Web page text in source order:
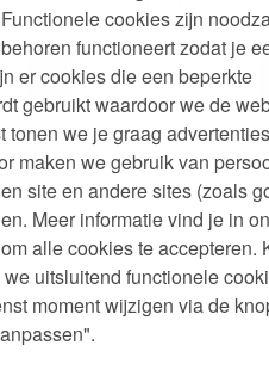
cookies zijn
functioneert zodat je
er cookies die een beperkte
gebruikt waardoor we de
we je graag
maken we gebruik van
site en andere sites (zoals
Meer informatie vind je in
alle cookies te accepteren.
uitsluitend functionele
moment wijzigen via de
Biologische Wol 300 gr-
m2
€114,95